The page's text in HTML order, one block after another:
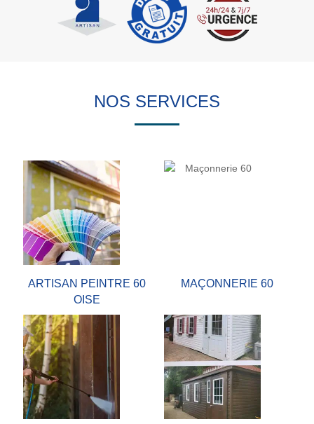
NOS SERVICES
ARTISAN PEINTRE 60
OISE
MAÇONNERIE 60